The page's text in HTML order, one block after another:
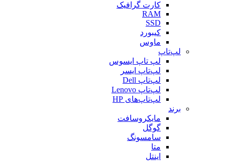
کارت گرافیک
RAM
SSD
کیبورد
ماوس
لپ‌تاپ
لپ تاپ ایسوس
لپ‌تاپ ایسر
لپ‌تاپ Dell
لپ‌تاپ Lenovo
لپ‌تاپ‌های HP
برند
مایکروسافت
گوگل
سامسونگ
متا
اینتل